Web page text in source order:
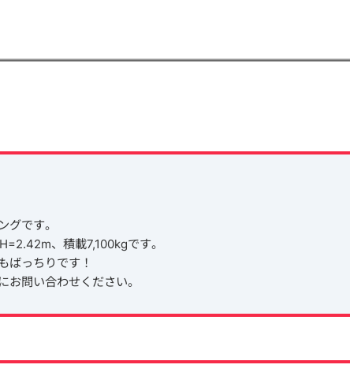
です。
、積載7,100kgです。
ばっちりです！
問い合わせください。